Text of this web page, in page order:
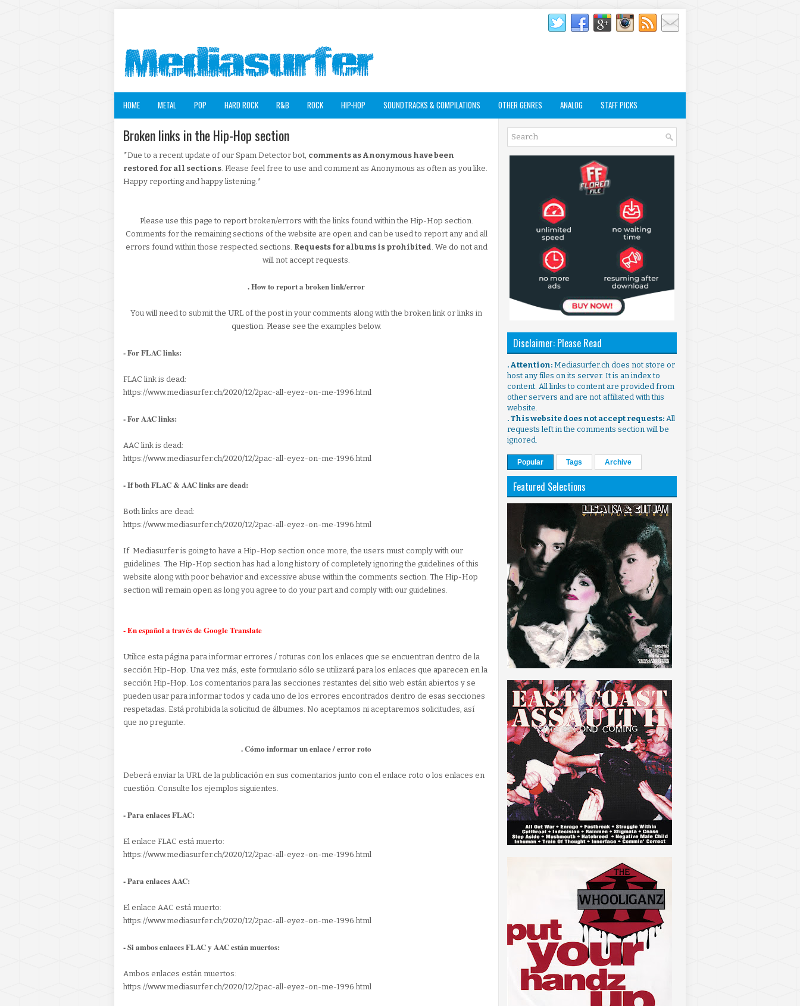
HOME METAL POP HARD ROCK R&B ROCK HIP-HOP SOUNDTRACKS & COMPILATIONS OTHER GENRES ANALOG STAFF PICKS
Broken links in the Hip-Hop section
*Due to a recent update of our Spam Detector bot, comments as Anonymous have been
restored for all sections. Please feel free to use and comment as Anonymous as often as you like.
Happy reporting and happy listening.*
Please use this page to report broken/errors with the links found within the Hip-Hop section.
Comments for the remaining sections of the website are open and can be used to report any and all
errors found within those respected sections. Requests for albums is prohibited. We do not and
will not accept requests.
. How to report a broken link/error
You will need to submit the URL of the post in your comments along with the broken link or links in
question. Please see the examples below.
- For FLAC links:
FLAC link is dead:
https://www.mediasurfer.ch/2020/12/2pac-all-eyez-on-me-1996.html
- For AAC links:
AAC link is dead:
https://www.mediasurfer.ch/2020/12/2pac-all-eyez-on-me-1996.html
- If both FLAC & AAC links are dead:
Both links are dead:
https://www.mediasurfer.ch/2020/12/2pac-all-eyez-on-me-1996.html
If Mediasurfer is going to have a Hip-Hop section once more, the users must comply with our
guidelines. The Hip-Hop section has had a long history of completely ignoring the guidelines of this
website along with poor behavior and excessive abuse within the comments section. The Hip-Hop
section will remain open as long you agree to do your part and comply with our guidelines.
- En español a través de Google Translate
Utilice esta página para informar errores / roturas con los enlaces que se encuentran dentro de la
sección Hip-Hop. Una vez más, este formulario sólo se utilizará para los enlaces que aparecen en la
sección Hip-Hop. Los comentarios para las secciones restantes del sitio web están abiertos y se
pueden usar para informar todos y cada uno de los errores encontrados dentro de esas secciones
respetadas. Está prohibida la solicitud de álbumes. No aceptamos ni aceptaremos solicitudes, así
que no pregunte.
. Cómo informar un enlace / error roto
Deberá enviar la URL de la publicación en sus comentarios junto con el enlace roto o los enlaces en
cuestión. Consulte los ejemplos siguientes.
- Para enlaces FLAC:
El enlace FLAC está muerto:
https://www.mediasurfer.ch/2020/12/2pac-all-eyez-on-me-1996.html
- Para enlaces AAC:
El enlace AAC está muerto:
https://www.mediasurfer.ch/2020/12/2pac-all-eyez-on-me-1996.html
- Si ambos enlaces FLAC y AAC están muertos:
Ambos enlaces están muertos:
https://www.mediasurfer.ch/2020/12/2pac-all-eyez-on-me-1996.html
Disclaimer: Please Read
. Attention: Mediasurfer.ch does not store or
host any files on its server. It is an index to
content. All links to content are provided from
other servers and are not affiliated with this
website.
. This website does not accept requests: All
requests left in the comments section will be
ignored.
Popular Tags Archive
Featured Selections